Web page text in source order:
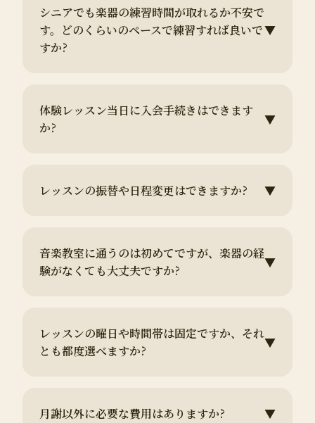
シニアでも楽器の練習時間が取れるか不安で
す。どのくらいのペースで練習すれば良いで
すか?
▼
体験レッスン当日に入会手続きはできます
か?
▼
レッスンの振替や日程変更はできますか? ▼
音楽教室に通うのは初めてですが、楽器の経
験がなくても大丈夫ですか?
▼
レッスンの曜日や時間帯は固定ですか、それ
とも都度選べますか?
▼
月謝以外に必要な費用はありますか? ▼